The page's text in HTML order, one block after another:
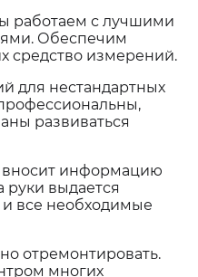
работаем с лучшими
Обеспечим
средство измерений.
для нестандартных
развиваться
вносит информацию
выдается
и все необходимые
отремонтировать.
многих